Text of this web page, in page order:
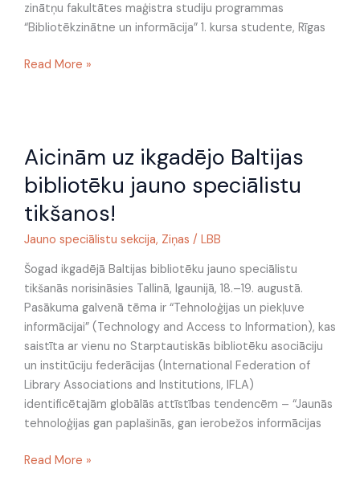
zinātņu fakultātes maģistra studiju programmas
“Bibliotēkzinātne un informācija” 1. kursa studente, Rīgas
Read More »
Aicinām uz ikgadējo Baltijas
bibliotēku jauno speciālistu
tikšanos!
Jauno speciālistu sekcija, Ziņas / LBB
Šogad ikgadējā Baltijas bibliotēku jauno speciālistu
tikšanās norisināsies Tallinā, Igaunijā, 18.–19. augustā.
Pasākuma galvenā tēma ir “Tehnoloģijas un piekļuve
informācijai” (Technology and Access to Information), kas
saistīta ar vienu no Starptautiskās bibliotēku asociāciju
un institūciju federācijas (International Federation of
Library Associations and Institutions, IFLA)
identificētajām globālās attīstības tendencēm – “Jaunās
tehnoloģijas gan paplašinās, gan ierobežos informācijas
uz
Baltijas
bibliotēku
speciālistu
tikšanos!
Read More »